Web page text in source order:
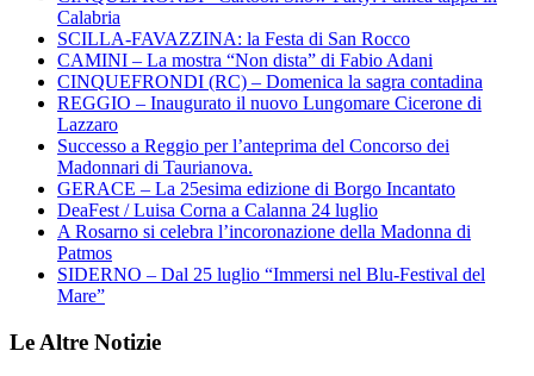
Calabria
SCILLA-FAVAZZINA: la Festa di San Rocco
CAMINI – La mostra “Non dista” di Fabio Adani
CINQUEFRONDI (RC) – Domenica la sagra contadina
REGGIO – Inaugurato il nuovo Lungomare Cicerone di
Lazzaro
Successo a Reggio per l’anteprima del Concorso dei
Madonnari di Taurianova.
GERACE – La 25esima edizione di Borgo Incantato
DeaFest / Luisa Corna a Calanna 24 luglio
A Rosarno si celebra l’incoronazione della Madonna di
Patmos
SIDERNO – Dal 25 luglio “Immersi nel Blu-Festival del
Mare”
Le Altre Notizie